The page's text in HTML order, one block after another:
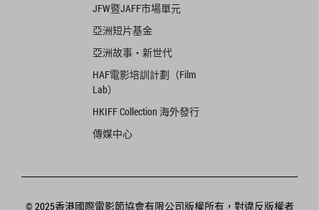
JFW暨JAFF市場單元
亞洲短片基金
亞洲故事‧新世代
HAF電影培訓計劃（Film
Lab）
HKIFF Collection 海外發行
傳媒中心
© 2025香港國際電影節協會有限公司版權所有，對違反版權者